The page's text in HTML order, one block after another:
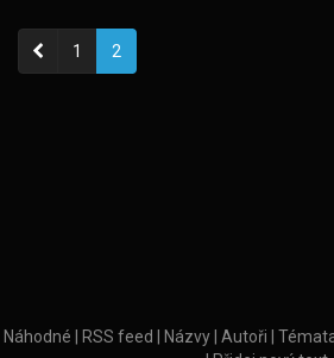
« 1 2
Náhodné RSS feed Názvy Autoři